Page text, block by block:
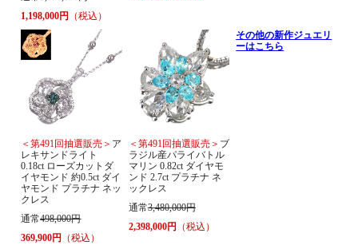
1,198,000円 （税込）
＜第491回抽選販売＞ ア
レキサンドライト
0.18ct ローズカットダ
イヤモンド 約0.5ct ダイ
ヤモンド プラチナ ネッ
クレス
通常498,000円
369,900円
（税込）
＜第491回抽選販売＞ ブ
ラジル産パライバトル
マリン 0.82ct ダイヤモ
ンド 2.7ct プラチナ ネ
ックレス
通常3,480,000円
2,398,000円
（税込）
その他の新作ジュエリ
ーはこちら